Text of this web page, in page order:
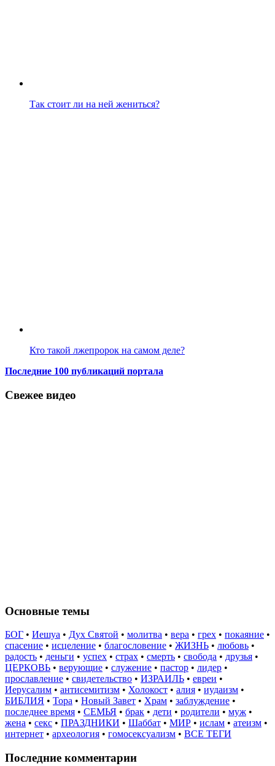
Так стоит ли на ней жениться?
Кто такой лжепророк на самом деле?
Последние 100 публикаций портала
Свежее видео
Основные темы
БОГ • Иешуа • Дух Святой • молитва • вера • грех • покаяние •
спасение • исцеление • благословение • ЖИЗНЬ • любовь •
радость • деньги • успех • страх • смерть • свобода • друзья •
ЦЕРКОВЬ • верующие • служение • пастор • лидер •
прославление • свидетельство • ИЗРАИЛЬ • евреи •
Иерусалим • антисемитизм • Холокост • алия • иудаизм •
БИБЛИЯ • Тора • Новый Завет • Храм • заблуждение •
последнее время • СЕМЬЯ • брак • дети • родители • муж •
жена • секс • ПРАЗДНИКИ • Шаббат • МИР • ислам • атеизм •
интернет • археология • гомосексуализм • ВСЕ ТЕГИ
Последние комментарии